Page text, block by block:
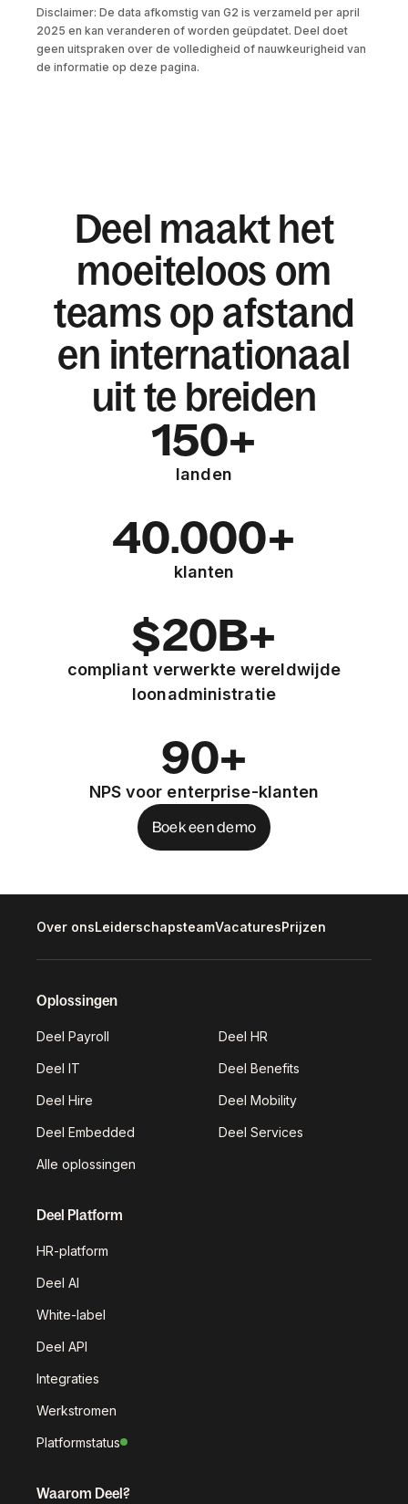
Disclaimer: De data afkomstig van G2 is verzameld per april
2025 en kan veranderen of worden geüpdatet. Deel doet
geen uitspraken over de volledigheid of nauwkeurigheid van
de informatie op deze pagina.
Deel maakt het
moeiteloos om
teams op afstand
en internationaal
uit te breiden
150+
landen
40.000+
klanten
$20B+
compliant verwerkte wereldwijde
loonadministratie
90+
NPS voor enterprise-klanten
Boek een demo
Over onsLeiderschapsteamVacaturesPrijzen
Oplossingen
Deel Payroll Deel HR
Deel IT Deel Benefits
Deel Hire Deel Mobility
Deel Embedded Deel Services
Alle oplossingen
Deel Platform
HR-platform
Deel AI
White-label
Deel API
Integraties
Werkstromen
Platformstatus
Waarom Deel?